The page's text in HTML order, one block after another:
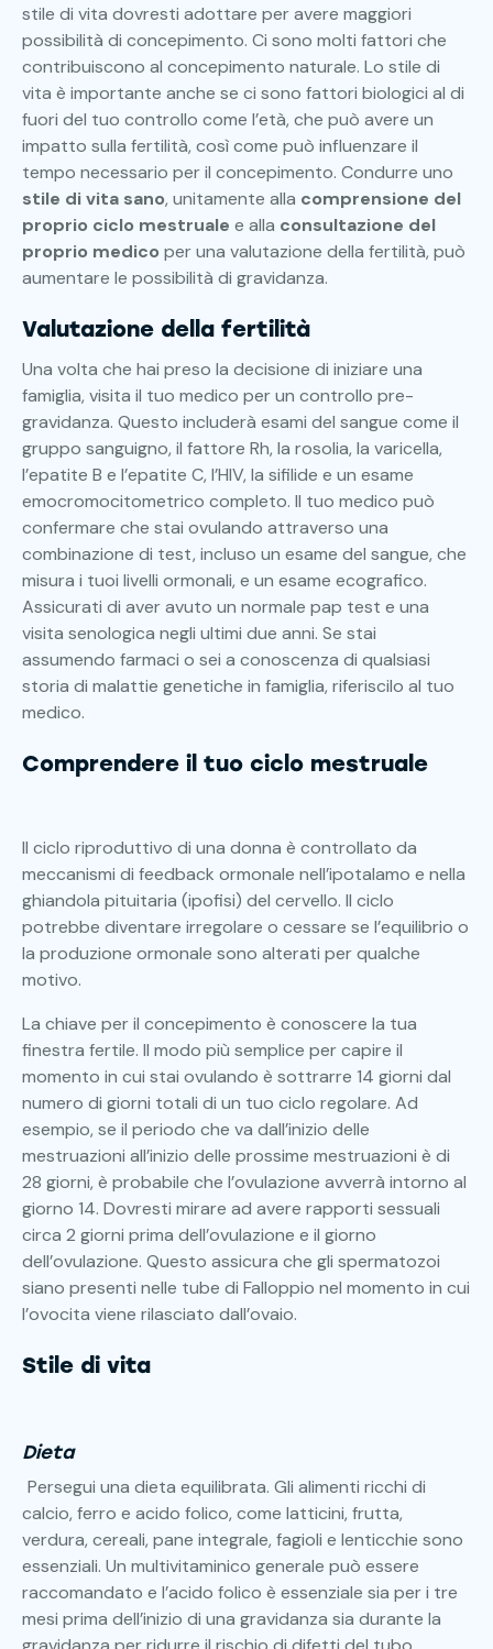
stile di vita dovresti adottare per avere maggiori
possibilità di concepimento. Ci sono molti fattori che
contribuiscono al concepimento naturale. Lo stile di
vita è importante anche se ci sono fattori biologici al di
fuori del tuo controllo come l’età, che può avere un
impatto sulla fertilità, così come può influenzare il
tempo necessario per il concepimento. Condurre uno
stile di vita sano, unitamente alla comprensione del
proprio ciclo mestruale e alla consultazione del
proprio medico per una valutazione della fertilità, può
aumentare le possibilità di gravidanza.
Valutazione della fertilità
Una volta che hai preso la decisione di iniziare una
famiglia, visita il tuo medico per un controllo pre-
gravidanza. Questo includerà esami del sangue come il
gruppo sanguigno, il fattore Rh, la rosolia, la varicella,
l’epatite B e l’epatite C, l’HIV, la sifilide e un esame
emocromocitometrico completo. Il tuo medico può
confermare che stai ovulando attraverso una
combinazione di test, incluso un esame del sangue, che
misura i tuoi livelli ormonali, e un esame ecografico.
Assicurati di aver avuto un normale pap test e una
visita senologica negli ultimi due anni. Se stai
assumendo farmaci o sei a conoscenza di qualsiasi
storia di malattie genetiche in famiglia, riferiscilo al tuo
medico.
Comprendere il tuo ciclo mestruale
Il ciclo riproduttivo di una donna è controllato da
meccanismi di feedback ormonale nell’ipotalamo e nella
ghiandola pituitaria (ipofisi) del cervello. Il ciclo
potrebbe diventare irregolare o cessare se l’equilibrio o
la produzione ormonale sono alterati per qualche
motivo.
La chiave per il concepimento è conoscere la tua
finestra fertile. Il modo più semplice per capire il
momento in cui stai ovulando è sottrarre 14 giorni dal
numero di giorni totali di un tuo ciclo regolare. Ad
esempio, se il periodo che va dall’inizio delle
mestruazioni all’inizio delle prossime mestruazioni è di
28 giorni, è probabile che l’ovulazione avverrà intorno al
giorno 14. Dovresti mirare ad avere rapporti sessuali
circa 2 giorni prima dell’ovulazione e il giorno
dell’ovulazione. Questo assicura che gli spermatozoi
siano presenti nelle tube di Falloppio nel momento in cui
l’ovocita viene rilasciato dall’ovaio.
Stile di vita
Dieta
Persegui una dieta equilibrata. Gli alimenti ricchi di
calcio, ferro e acido folico, come latticini, frutta,
verdura, cereali, pane integrale, fagioli e lenticchie sono
essenziali. Un multivitaminico generale può essere
raccomandato e l’acido folico è essenziale sia per i tre
mesi prima dell’inizio di una gravidanza sia durante la